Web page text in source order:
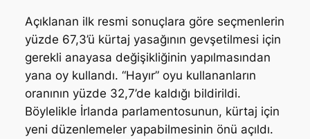
Açıklanan ilk resmi sonuçlara göre seçmenlerin
yüzde 67,3’ü kürtaj yasağının gevşetilmesi için
gerekli anayasa değişikliğinin yapılmasından
yana oy kullandı. “Hayır” oyu kullananların
oranının yüzde 32,7’de kaldığı bildirildi.
Böylelikle İrlanda parlamentosunun, kürtaj için
yeni düzenlemeler yapabilmesinin önü açıldı.